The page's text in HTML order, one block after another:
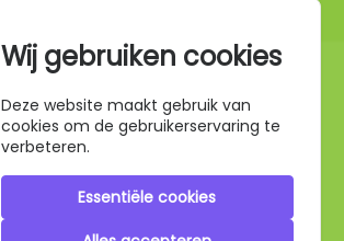
Wij gebruiken cookies
Deze website maakt gebruik van
cookies om de gebruikerservaring te
verbeteren.
Essentiële cookies